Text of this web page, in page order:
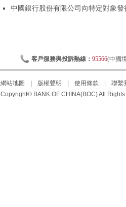
中國銀行股份有限公司向特定對象
客戶服務與投訴熱線： 95566(中國
網站地圖 版權聲明 使用條款 聯繫
Copyright© BANK OF CHINA(BOC) All